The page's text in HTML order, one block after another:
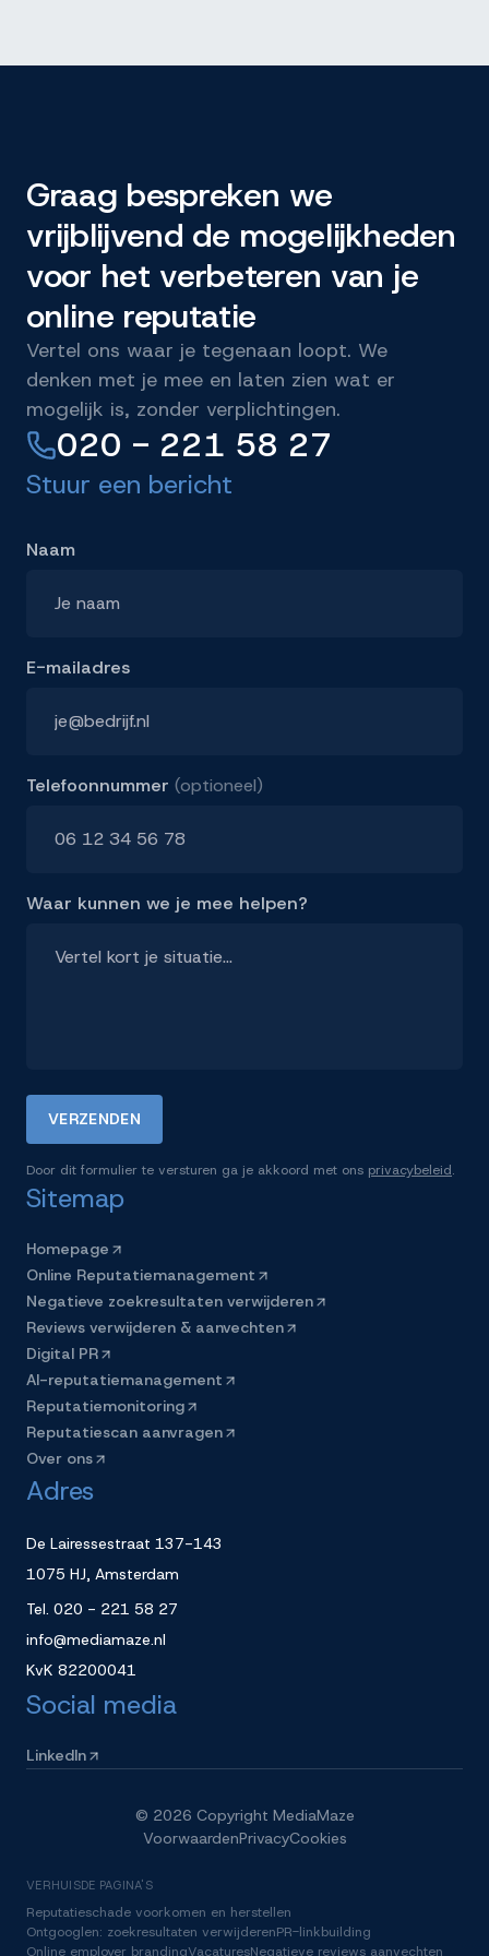
Graag bespreken we
vrijblijvend de mogelijkheden
voor het verbeteren van je
online reputatie
Vertel ons waar je tegenaan loopt. We
denken met je mee en laten zien wat er
mogelijk is, zonder verplichtingen.
020 - 221 58 27
Stuur een bericht
Naam
E-mailadres
Telefoonnummer (optioneel)
Waar kunnen we je mee helpen?
VERZENDEN
Door dit formulier te versturen ga je akkoord met ons privacybeleid.
Sitemap
Homepage
Online Reputatiemanagement
Negatieve zoekresultaten verwijderen
Reviews verwijderen & aanvechten
Digital PR
AI-reputatiemanagement
Reputatiemonitoring
Reputatiescan aanvragen
Over ons
Adres
De Lairessestraat 137-143
1075 HJ, Amsterdam
Tel. 020 - 221 58 27
info@mediamaze.nl
KvK 82200041
Social media
LinkedIn
© 2026 Copyright MediaMaze
VoorwaardenPrivacyCookies
VERHUISDE PAGINA'S
Reputatieschade voorkomen en herstellen
Ontgooglen: zoekresultaten verwijderenPR-linkbuilding
Online employer brandingVacaturesNegatieve reviews aanvechten